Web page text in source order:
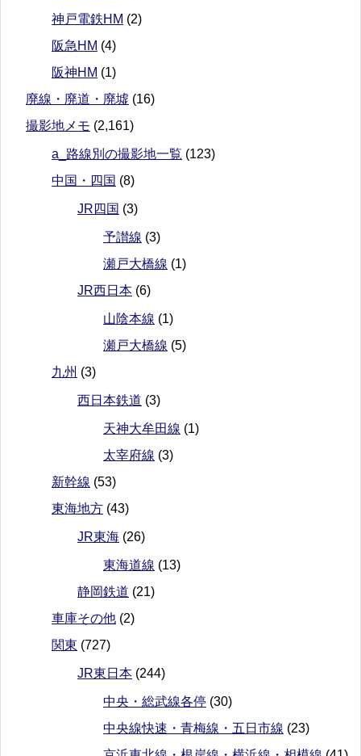
神戸電鉄HM (2)
阪急HM (4)
阪神HM (1)
廃線・廃道・廃墟 (16)
撮影地メモ (2,161)
a_路線別の撮影地一覧 (123)
中国・四国 (8)
JR四国 (3)
予讃線 (3)
瀬戸大橋線 (1)
JR西日本 (6)
山陰本線 (1)
瀬戸大橋線 (5)
九州 (3)
西日本鉄道 (3)
天神大牟田線 (1)
太宰府線 (3)
新幹線 (53)
東海地方 (43)
JR東海 (26)
東海道線 (13)
静岡鉄道 (21)
車庫その他 (2)
関東 (727)
JR東日本 (244)
中央・総武線各停 (30)
中央線快速・青梅線・五日市線 (23)